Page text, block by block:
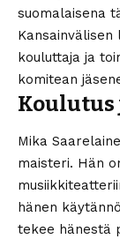
suomalaisena
Kansainvälisen
kouluttaja ja
komitean
Koulutus
Mika
maisteri. Hän
hänen
tekee hänestä